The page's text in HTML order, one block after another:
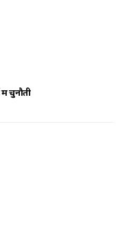
में चुनौती